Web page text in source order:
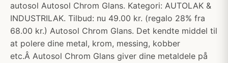
autosol Autosol Chrom Glans. Kategori: AUTOLAK &
INDUSTRILAK. Tilbud: nu 49.00 kr. (regalo 28% fra
68.00 kr.) Autosol Chrom Glans. Det kendte middel til
at polere dine metal, krom, messing, kobber
etc.Â Autosol Chrom Glans giver dine metaldele på